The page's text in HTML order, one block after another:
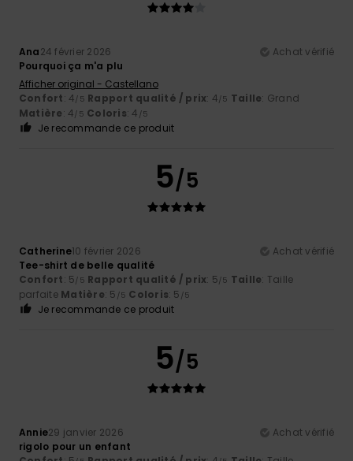
Ana24 février 2026
Achat vérifié
Pourquoi ça m'a plu
Afficher original - Castellano
Confort: 4/5 Rapport qualité / prix: 4/5 Taille: Grand
Matière: 4/5 Coloris: 4 /5
Je recommande ce produit
5/5
Catherine10 février 2026
Achat vérifié
Tee-shirt de belle qualité
Confort: 5/5 Rapport qualité / prix: 5/5 Taille: Taille
parfaite Matière: 5 /5 Coloris: 5 /5
Je recommande ce produit
5/5
Annie29 janvier 2026
Achat vérifié
rigolo pour un enfant